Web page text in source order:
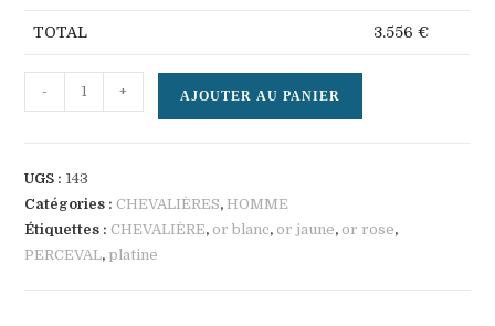
TOTAL 3.556 €
quantité
de
- + AJOUTER AU PANIER
UGS : 143
Catégories : CHEVALIÈRES, HOMME
Étiquettes : CHEVALIÈRE, or blanc, or jaune, or rose,
PERCEVAL, platine